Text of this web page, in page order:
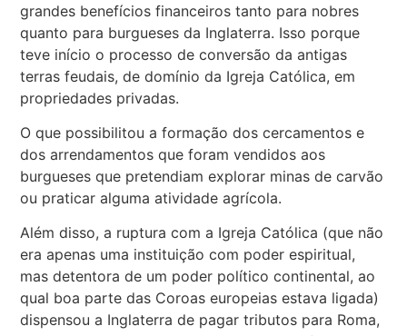
grandes benefícios financeiros tanto para nobres
quanto para burgueses da Inglaterra. Isso porque
teve início o processo de conversão da antigas
terras feudais, de domínio da Igreja Católica, em
propriedades privadas.
O que possibilitou a formação dos cercamentos e
dos arrendamentos que foram vendidos aos
burgueses que pretendiam explorar minas de carvão
ou praticar alguma atividade agrícola.
Além disso, a ruptura com a Igreja Católica (que não
era apenas uma instituição com poder espiritual,
mas detentora de um poder político continental, ao
qual boa parte das Coroas europeias estava ligada)
dispensou a Inglaterra de pagar tributos para Roma,